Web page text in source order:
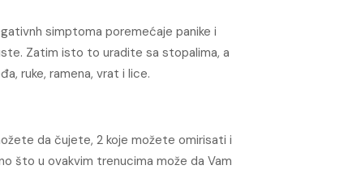
simptoma poremećaje panike i
Zatim isto to uradite sa stopalima, a
ruke, ramena, vrat i lice.
da čujete, 2 koje možete omirisati i
što u ovakvim trenucima može da Vam